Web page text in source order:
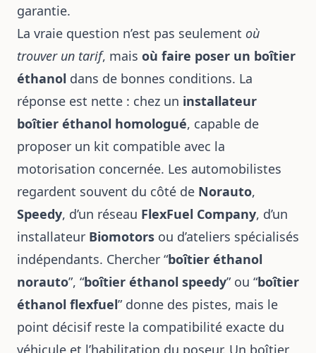
garantie.
La vraie question n’est pas seulement où
trouver un tarif, mais où faire poser un boîtier
éthanol dans de bonnes conditions. La
réponse est nette : chez un installateur
boîtier éthanol homologué, capable de
proposer un kit compatible avec la
motorisation concernée. Les automobilistes
regardent souvent du côté de Norauto,
Speedy, d’un réseau FlexFuel Company, d’un
installateur Biomotors ou d’ateliers spécialisés
indépendants. Chercher “boîtier éthanol
norauto”, “boîtier éthanol speedy” ou “boîtier
éthanol flexfuel” donne des pistes, mais le
point décisif reste la compatibilité exacte du
véhicule et l’habilitation du poseur. Un boîtier